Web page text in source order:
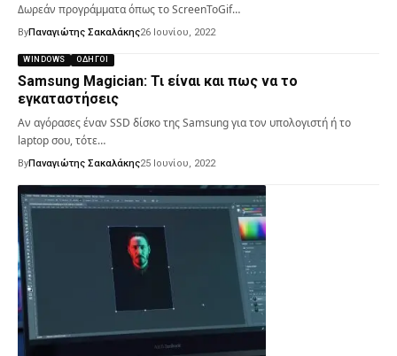
Δωρεάν προγράμματα όπως το ScreenToGif…
ByΠαναγιώτης Σακαλάκης26 Ιουνίου, 2022
WINDOWS ΟΔΗΓΟΊ
Samsung Magician: Τι είναι και πως να το
εγκαταστήσεις
Αν αγόρασες έναν SSD δίσκο της Samsung για τον υπολογιστή ή το
laptop σου, τότε…
ByΠαναγιώτης Σακαλάκης25 Ιουνίου, 2022